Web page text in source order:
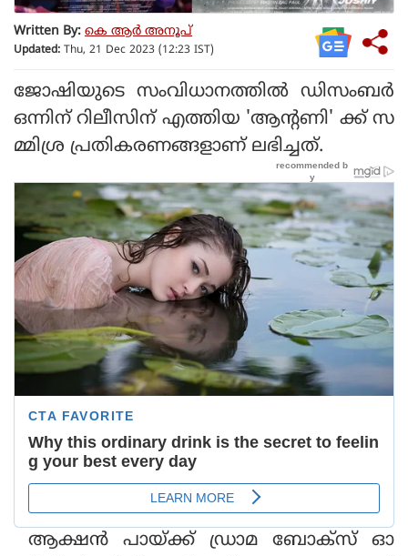
Written By: കെ ആര്‍ അനൂപ്
Updated: Thu, 21 Dec 2023 (12:23 IST)
ജോഷിയുടെ സംവിധാനത്തില്‍ ഡിസംബര്‍
ഒന്നിന് റിലീസിന് എത്തിയ 'ആന്റണി' ക്ക് സ
മ്മിശ്ര പ്രതികരണങ്ങളാണ് ലഭിച്ചത്.
ആക്ഷന്‍ പായ്ക്ക് ഡ്രാമ ബോക്‌സ് ഓ